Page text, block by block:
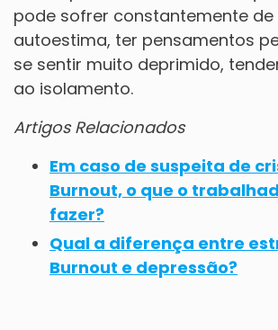
pode sofrer constantemente de
autoestima, ter pensamentos
se sentir muito deprimido,
ao isolamento.
Artigos Relacionados
Em caso de suspeita de
Burnout, o que o
fazer?
Qual a diferença entre
Burnout e depressão?